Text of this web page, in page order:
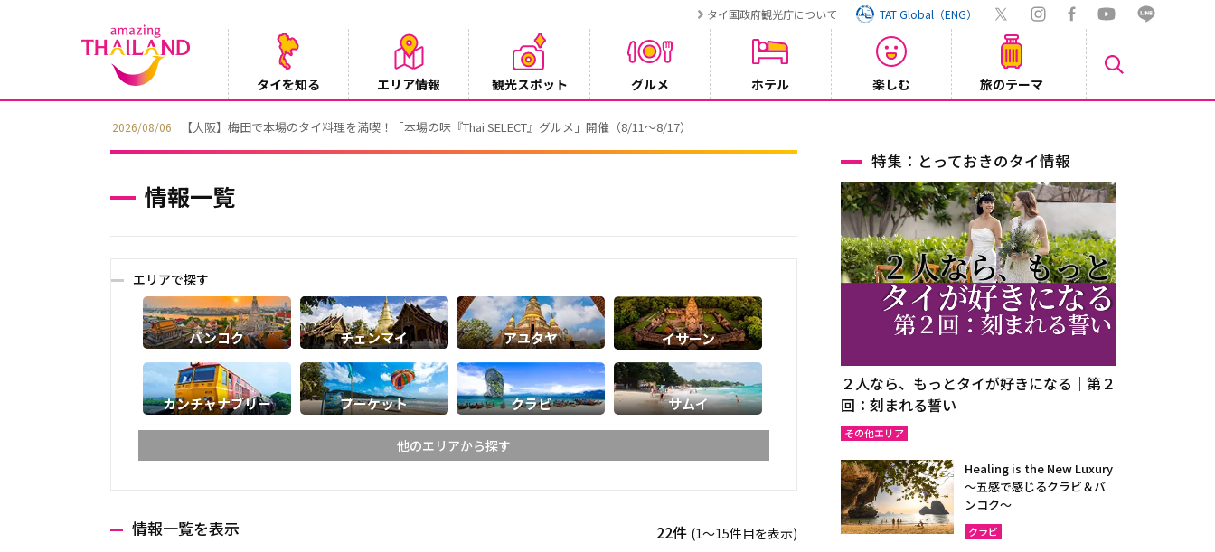
タイ国政府観光庁について TAT Global（ENG）
タイを知る エリア情報 観光スポット グルメ ホテル 楽しむ 旅のテーマ
2026/08/05 【テレビ】NHK『世界ふれあい街歩き』でタイ・プーケットが紹介されます
情報一覧
エリアで探す
バンコク チェンマイ アユタヤ イサーン
カンチャナブリー プーケット クラビ サムイ
他のエリアから探す
チェンマイ
メーホンソーン
情報一覧を表示 22件 (1〜15件目を表示)
特集：とっておきのタイ情報
２人なら、もっとタイが好きになる｜第２
回：刻まれる誓い
その他エリア
Healing is the New Luxury
～五感で感じるクラビ＆バ
ンコク～
クラビ